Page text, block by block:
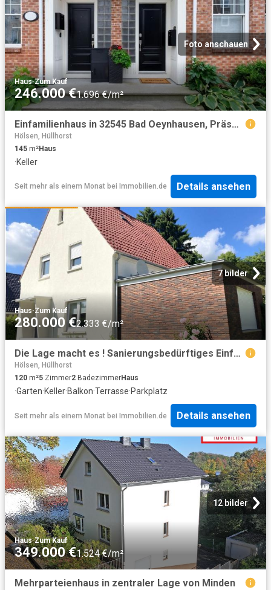
Foto anschauen
Haus·Zum Kauf
246.000 €1.696 €/m²
Einfamilienhaus in 32545 Bad Oeynhausen, Präses Koch Str
Hölsen, Hüllhorst
145 m²Haus
·Keller
Seit mehr als einem Monat bei Immobilien.de Details ansehen
7 bilder
Haus·Zum Kauf
280.000 €2.333 €/m²
Die Lage macht es ! Sanierungsbedürftiges Einfamilienhaus in Porta Westfalica!
Hölsen, Hüllhorst
120 m²5 Zimmer2 BadezimmerHaus
·Garten·Keller·Balkon·Terrasse·Parkplatz
Seit mehr als einem Monat bei Immobilien.de Details ansehen
12 bilder
Haus·Zum Kauf
349.000 €1.524 €/m²
Mehrparteienhaus in zentraler Lage von Minden